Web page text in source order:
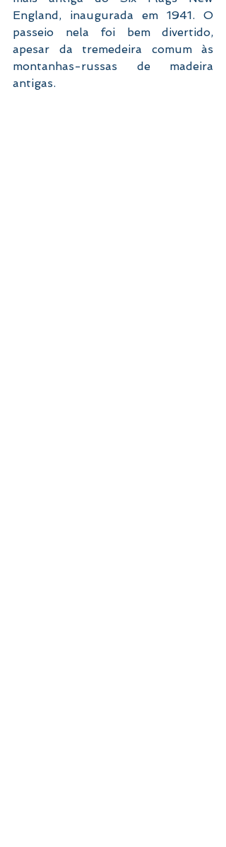
England, inaugurada em 1941. O
passeio nela foi bem divertido,
apesar da tremedeira comum às
montanhas-russas de madeira
antigas.